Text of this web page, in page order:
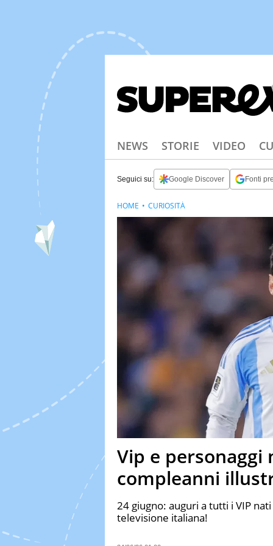
NEWS STORIE VIDEO
Seguici su: Google Discover Fonti
Vip e
compleanni
24 giugno: auguri a tutti i VIP
televisione italiana!
HOME CURIOSITÀ